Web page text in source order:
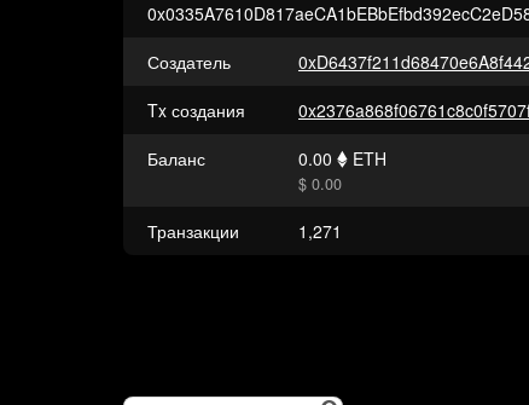
Создатель
Tx создания
Баланс
0.00 ETH
$ 0.00
Транзакции 1,271